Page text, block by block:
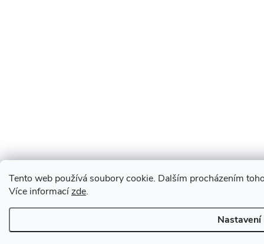
Tento web používá soubory cookie. Dalším procházením
Více informacízde.
Nastavení